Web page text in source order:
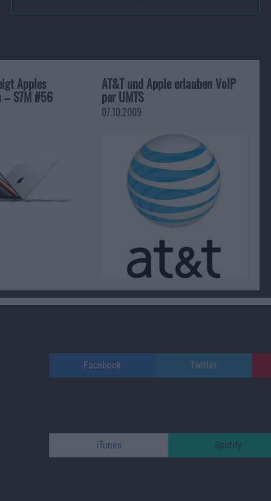
Apples
– S7M #56
AT&T und Apple erlauben VoIP
per UMTS
07.10.2009
Facebook Twitter
iTunes Spotify